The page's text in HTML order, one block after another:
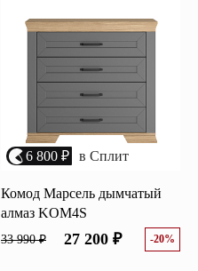
6 800 ₽ в Сплит
Комод Марсель дымчатый
алмаз KOM4S
33 990 ₽ 27 200 ₽ -20%